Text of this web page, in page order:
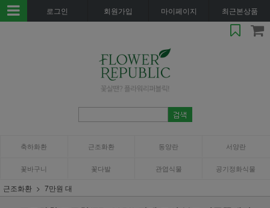
로그인 회원가입 마이페이지 최근본상품
축하화환 근조화환 동양란 서양란
꽃바구니 꽃다발 관엽식물 공기정화식물
근조화환 7만원 대